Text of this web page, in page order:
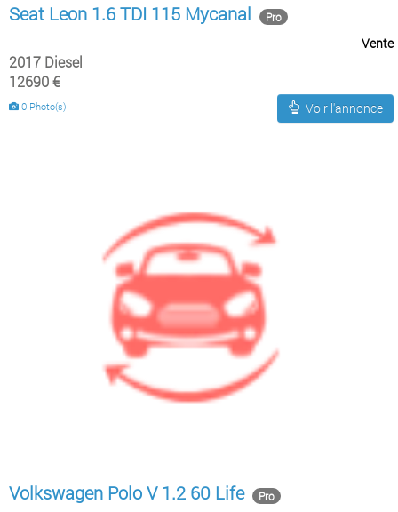
Seat Leon 1.6 TDI 115 Mycanal Pro
Vente
2017 Diesel
12690 €
Voir l'annonce
0 Photo(s)
Volkswagen Polo V 1.2 60 Life Pro